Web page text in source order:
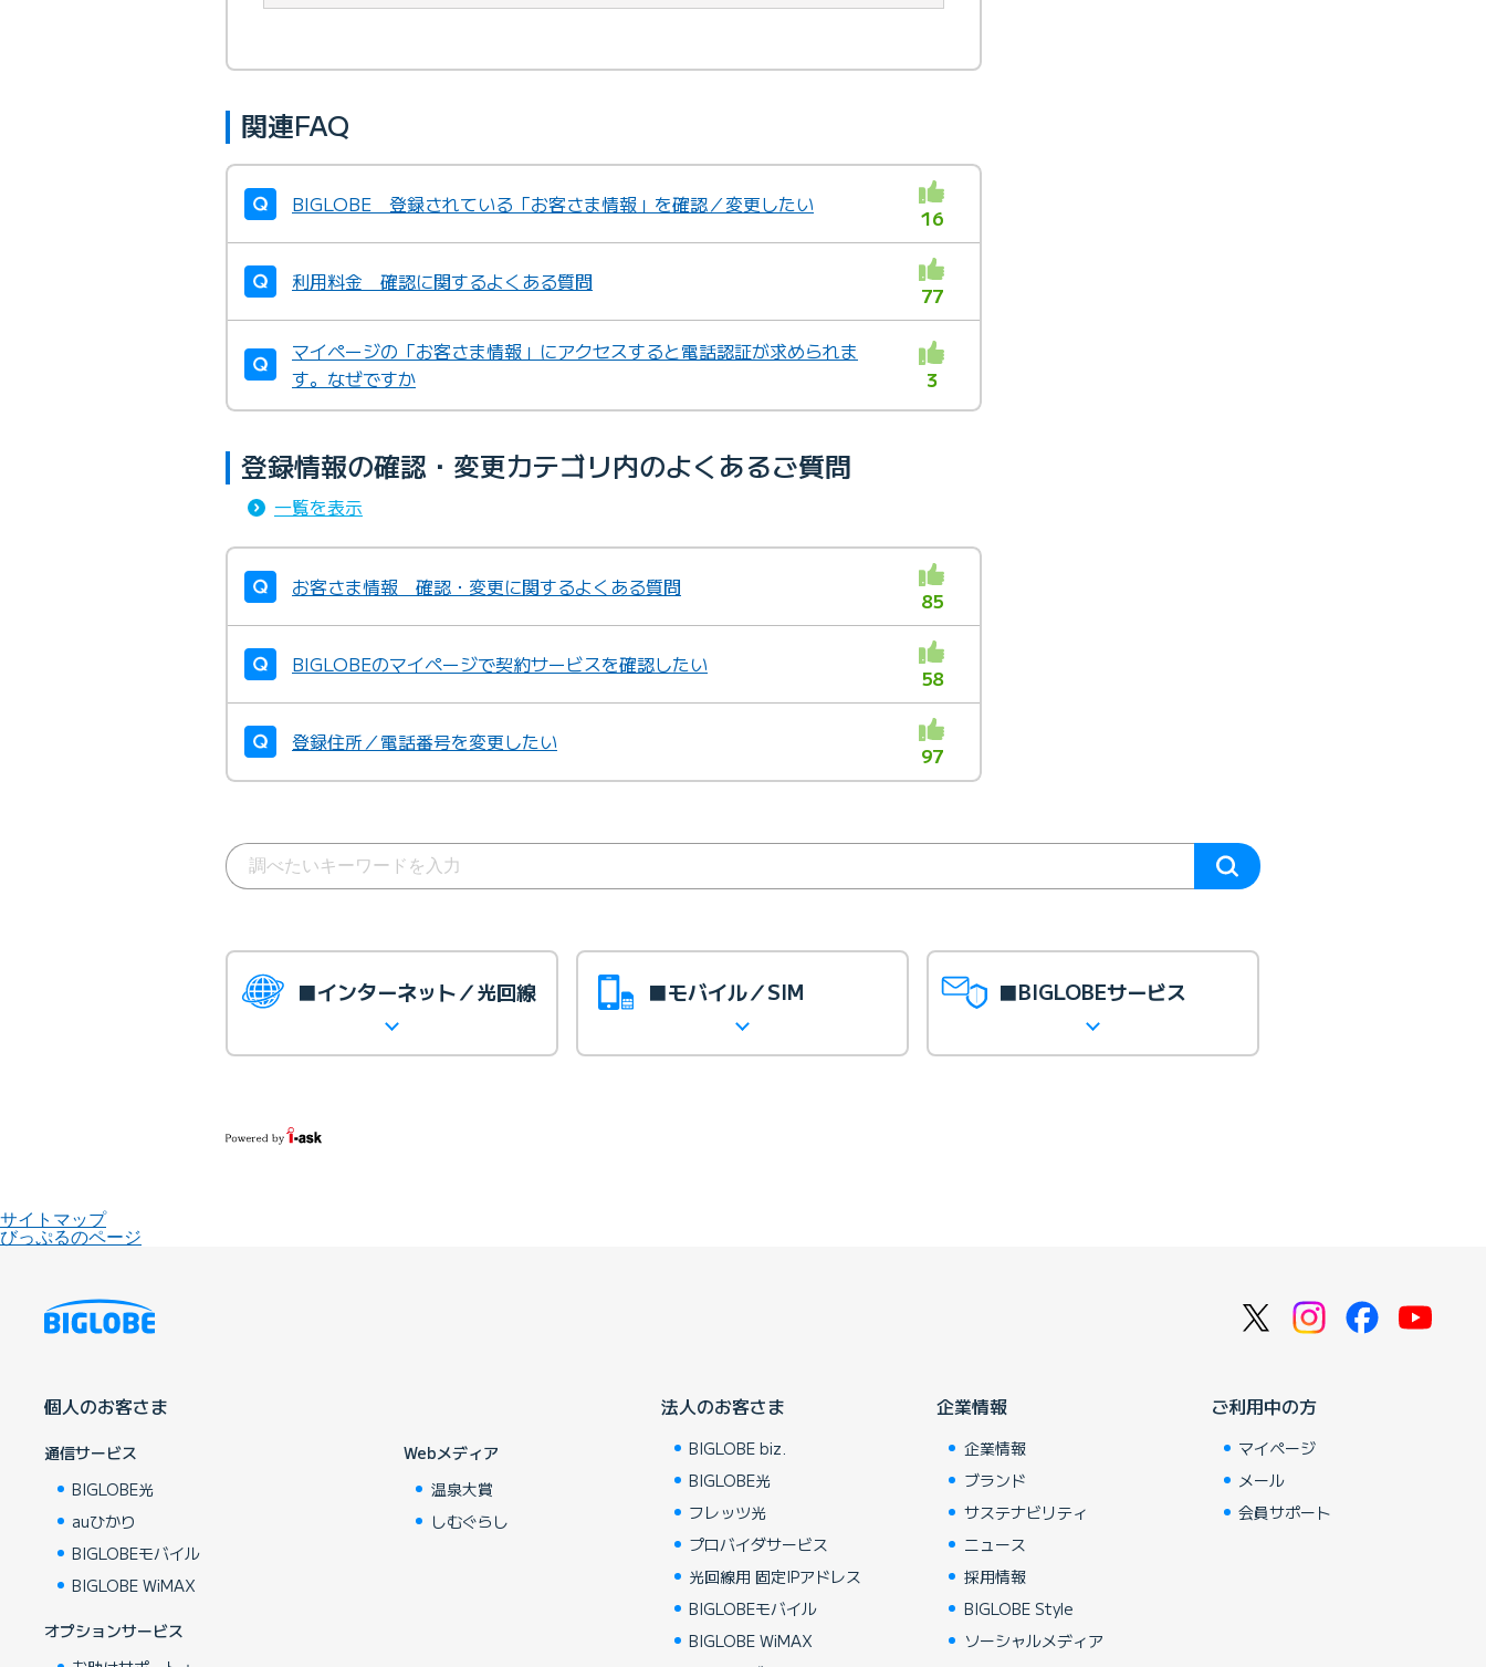
関連FAQ
BIGLOBE 登録されている「お客さま情報」を確認／変更したい
16
利用料金 確認に関するよくある質問
77
マイページの「お客さま情報」にアクセスすると電話認証が求められま
す。なぜですか
3
登録情報の確認・変更カテゴリ内のよくあるご質問
一覧を表示
お客さま情報 確認・変更に関するよくある質問
85
BIGLOBEのマイページで契約サービスを確認したい
58
登録住所／電話番号を変更したい
97
■インターネット／光回線 ■モバイル／SIM ■BIGLOBEサービス
サイトマップ
びっぷるのページ
個人のお客さま
通信サービス
BIGLOBE光
auひかり
BIGLOBEモバイル
BIGLOBE WiMAX
オプションサービス
Webメディア
温泉大賞
しむぐらし
法人のお客さま
BIGLOBE biz.
BIGLOBE光
フレッツ光
プロバイダサービス
光回線用 固定IPアドレス
BIGLOBEモバイル
BIGLOBE WiMAX
企業情報
企業情報
ブランド
サステナビリティ
ニュース
採用情報
BIGLOBE Style
ソーシャルメディア
ご利用中の方
マイページ
メール
会員サポート